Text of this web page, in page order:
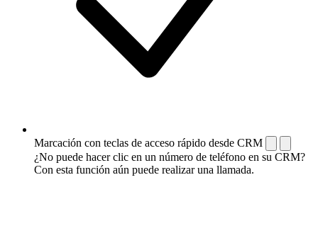
Marcación con teclas de acceso rápido desde CRM
¿No puede hacer clic en un número de teléfono en su CRM?
Con esta función aún puede realizar una llamada.